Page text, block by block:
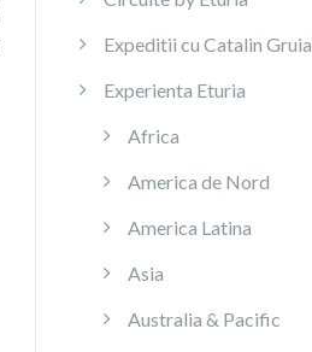
Expeditii cu Catalin Gruia
Experienta Eturia
Africa
America de Nord
America Latina
Asia
Australia & Pacific